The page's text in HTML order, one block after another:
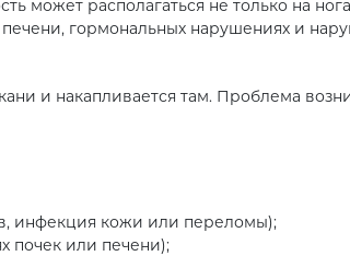
может располагаться не только на
гормональных нарушениях и
и накапливается там. Проблема
инфекция кожи или переломы);
почек или печени);